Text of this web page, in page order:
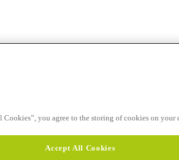
you agree to the storing of cookies on your
Accept All Cookies